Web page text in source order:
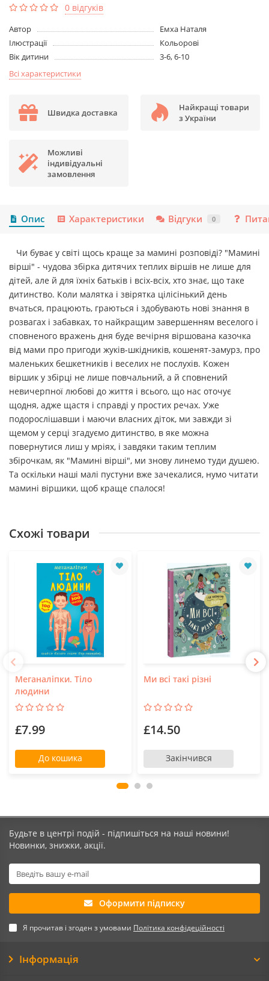
0 відгуків
Aвтор
Емха Наталя
Ілюстрації
Кольорові
Вік дитини
3-6, 6-10
Всі характеристики
Швидка доставка
Найкращі товари
з України
Можливі
індивідуальні
замовлення
Опис Характеристики Відгуки 0
Чи буває у світі щось краще за мамині розповіді? "Мамині
вірші" - чудова збірка дитячих теплих віршів не лише для
дітей, але й для їхніх батьків і всіх-всіх, хто знає, що таке
дитинство. Коли малятка і звірятка цілісінький день
вчаться, працюють, граються і здобувають нові знання в
розвагах і забавках, то найкращим завершенням веселого і
сповненого вражень дня буде вечірня віршована казочка
від мами про пригоди жуків-шкідників, кошенят-замурз, про
маленьких бешкетників і веселих не послухів. Кожен
віршик у збірці не лише повчальний, а й сповнений
невичерпної любові до життя і всього, що нас оточує
щодня, адже щастя і справді у простих речах. Уже
подорослішавши і маючи власних діток, ми завжди зі
щемом у серці згадуємо дитинство, в яке можна
повернутися лиш у мріях, і завдяки таким теплим
збірочкам, як "Мамині вірші", ми знову линемо туди душею.
Та оскільки наші малі пустуни вже зачекалися, нумо читати
мамині віршики, щоб краще спалося!
Схожі товари
Меганаліпки. Тіло
людини
£7.99
До кошика
Ми всі такі різні
£14.50
Закінчився
Будьте в центрі подій - підпишіться на наші новини!
Новинки, знижки, акції.
Оформити підписку
Я прочитав і згоден з умовами Політика конфідеційності
Інформація